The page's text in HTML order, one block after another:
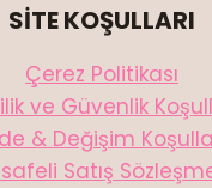
SİTE KOŞULLARI
Çerez Politikası
ve Güvenlik
& Değişim
Satış